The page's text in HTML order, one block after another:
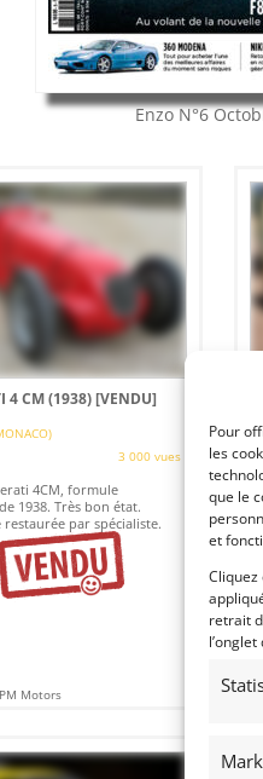
Pour
les
que le
et
Cliquez
retrait
EnzoN°6
4 CM (1938)[VENDU]
3 000 vues
4CM, formule
1938. Très bon état.
restaurée par spécialiste.
Motors